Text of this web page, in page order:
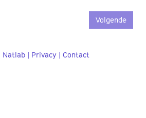
Volgende
Natlab | Privacy | Contact